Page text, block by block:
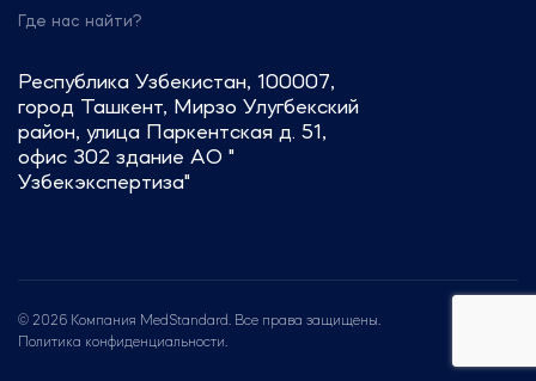
Где нас найти?
Республика Узбекистан, 100007,
город Ташкент, Мирзо Улугбекский
район, улица Паркентская д. 51,
офис 302 здание АО "
Узбекэкспертиза"
© 2026 Компания MedStandard. Все права защищены.
Политика конфиденциальности.